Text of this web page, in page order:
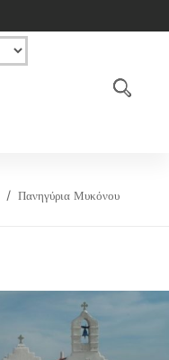
Πανηγύρια Μυκόνου